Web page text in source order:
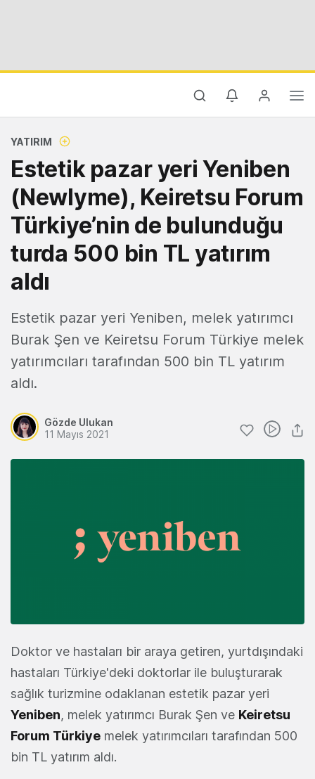
YATIRIM
Estetik pazar yeri Yeniben
(Newlyme), Keiretsu Forum
Türkiye’nin de bulunduğu
turda 500 bin TL yatırım
aldı
Estetik pazar yeri Yeniben, melek yatırımcı
Burak Şen ve Keiretsu Forum Türkiye melek
yatırımcıları tarafından 500 bin TL yatırım
aldı.
Gözde Ulukan
11 Mayıs 2021
Doktor ve hastaları bir araya getiren, yurtdışındaki
hastaları Türkiye'deki doktorlar ile buluşturarak
sağlık turizmine odaklanan estetik pazar yeri
Yeniben, melek yatırımcı Burak Şen ve Keiretsu
Forum Türkiye melek yatırımcıları tarafından 500
bin TL yatırım aldı.